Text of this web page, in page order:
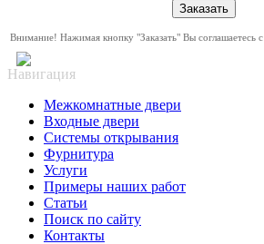
Внимание! Нажимая кнопку "Заказать" Вы соглашаетесь с
Навигация
Межкомнатные двери
Входные двери
Системы открывания
Фурнитура
Услуги
Примеры наших работ
Статьи
Поиск по сайту
Контакты